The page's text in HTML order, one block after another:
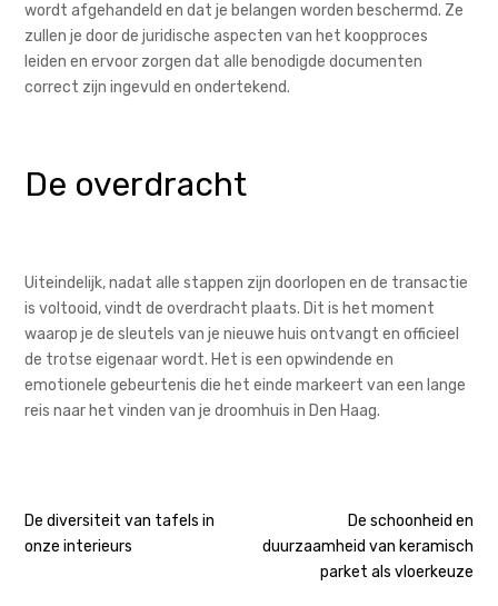
wordt afgehandeld en dat je belangen worden beschermd. Ze
zullen je door de juridische aspecten van het koopproces
leiden en ervoor zorgen dat alle benodigde documenten
correct zijn ingevuld en ondertekend.
De overdracht
Uiteindelijk, nadat alle stappen zijn doorlopen en de transactie
is voltooid, vindt de overdracht plaats. Dit is het moment
waarop je de sleutels van je nieuwe huis ontvangt en officieel
de trotse eigenaar wordt. Het is een opwindende en
emotionele gebeurtenis die het einde markeert van een lange
reis naar het vinden van je droomhuis in Den Haag.
Bericht
navigatie
De diversiteit van tafels in
onze interieurs
De schoonheid en
duurzaamheid van keramisch
parket als vloerkeuze